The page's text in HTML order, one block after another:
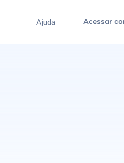
Ajuda Acessar